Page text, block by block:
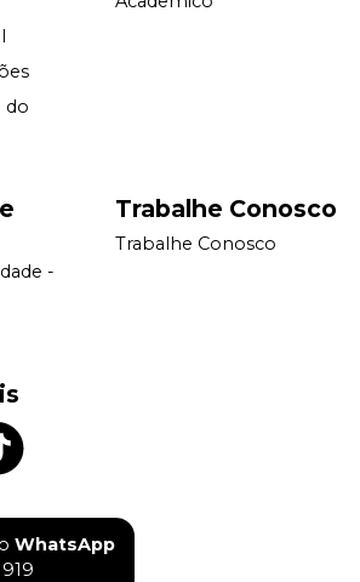
do
-
Trabalhe Conosco
Trabalhe Conosco
WhatsApp